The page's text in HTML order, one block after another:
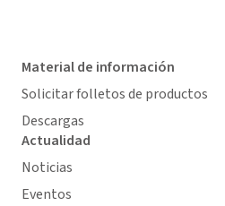
Material de información
Solicitar folletos de productos
Descargas
Actualidad
Noticias
Eventos